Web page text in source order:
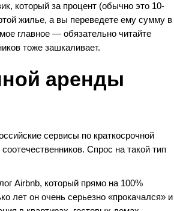
который за процент (обычно это 10-
жилье, а вы переведете ему сумму в
главное — обязательно читайте
тоже зашкаливает.
аренды
сервисы по краткосрочной
Спрос на такой тип
Airbnb, который прямо на 100%
лет он очень серьезно «прокачался» и